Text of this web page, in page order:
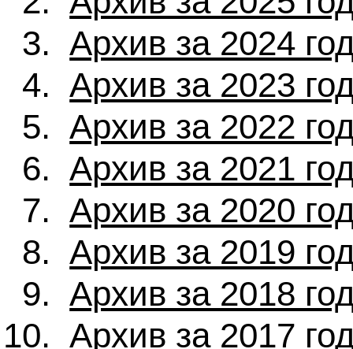
Архив за 2024
Архив за 2023
Архив за 2022
Архив за 2021
Архив за 2020
Архив за 2019
Архив за 2018
Архив за 2017